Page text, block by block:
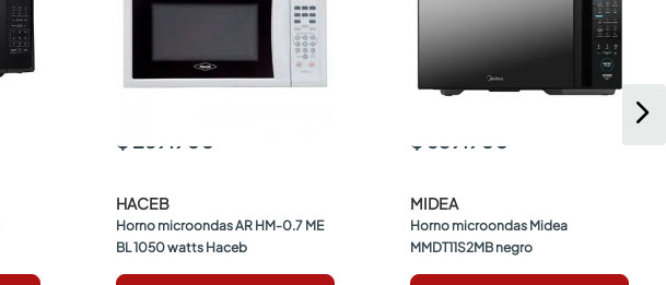
$ 269.900
HACEB
Horno microondas AR HM-0.7 ME
BL 1050 watts Haceb
$ 639.900
MIDEA
Horno microondas Midea
MMDT11S2MB negro